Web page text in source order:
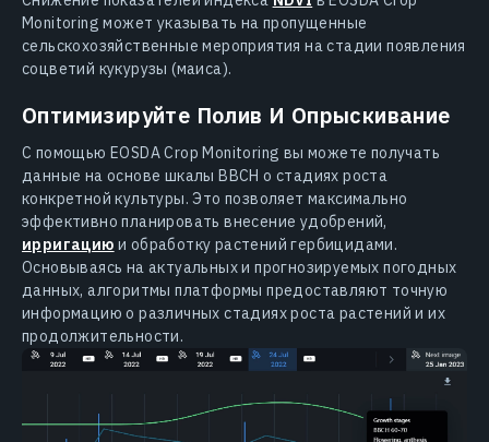
Monitoring может указывать на пропущенные
сельскохозяйственные мероприятия на стадии появления
соцветий кукурузы (маиса).
Оптимизируйте Полив И Опрыскивание
С помощью EOSDA Crop Monitoring вы можете получать
данные на основе шкалы BBCH о стадиях роста
конкретной культуры. Это позволяет максимально
эффективно планировать внесение удобрений,
ирригацию и обработку растений гербицидами.
Основываясь на актуальных и прогнозируемых погодных
данных, алгоритмы платформы предоставляют точную
информацию о различных стадиях роста растений и их
продолжительности.